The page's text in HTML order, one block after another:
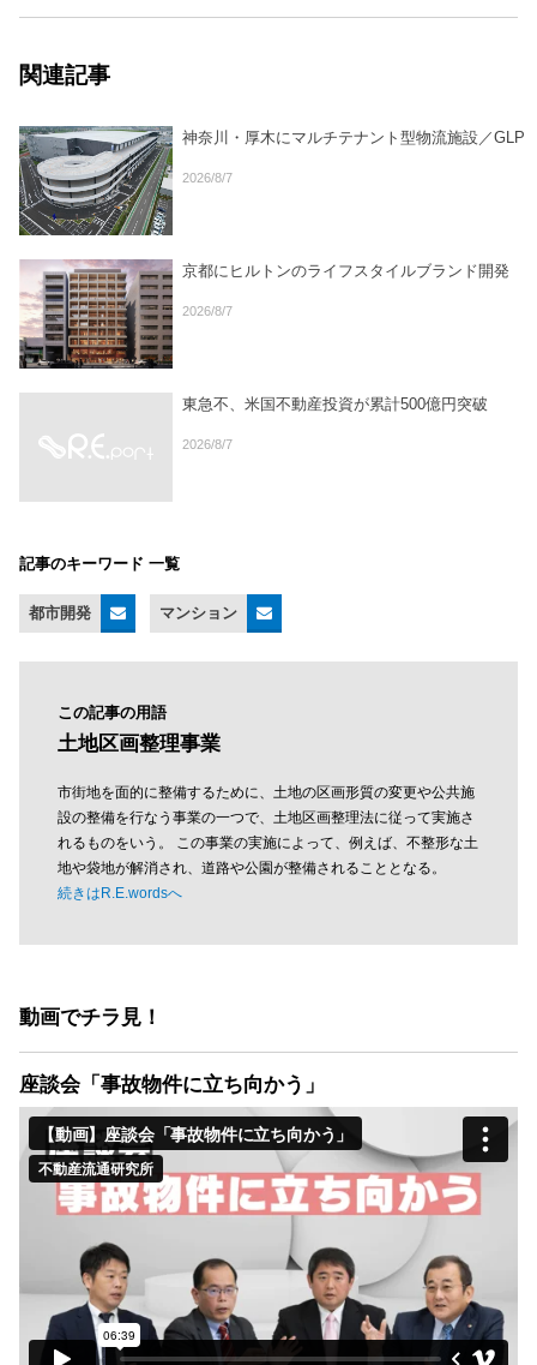
関連記事
神奈川・厚木にマルチテナント型物流施設／GLP
2026/8/7
京都にヒルトンのライフスタイルブランド開発
2026/8/7
東急不、米国不動産投資が累計500億円突破
2026/8/7
記事のキーワード 一覧
都市開発 マンション
この記事の用語
土地区画整理事業
市街地を面的に整備するために、土地の区画形質の変更や公共施
設の整備を行なう事業の一つで、土地区画整理法に従って実施さ
れるものをいう。 この事業の実施によって、例えば、不整形な土
地や袋地が解消され、道路や公園が整備されることとなる。
続きはR.E.wordsへ
動画でチラ見！
座談会「事故物件に立ち向かう」